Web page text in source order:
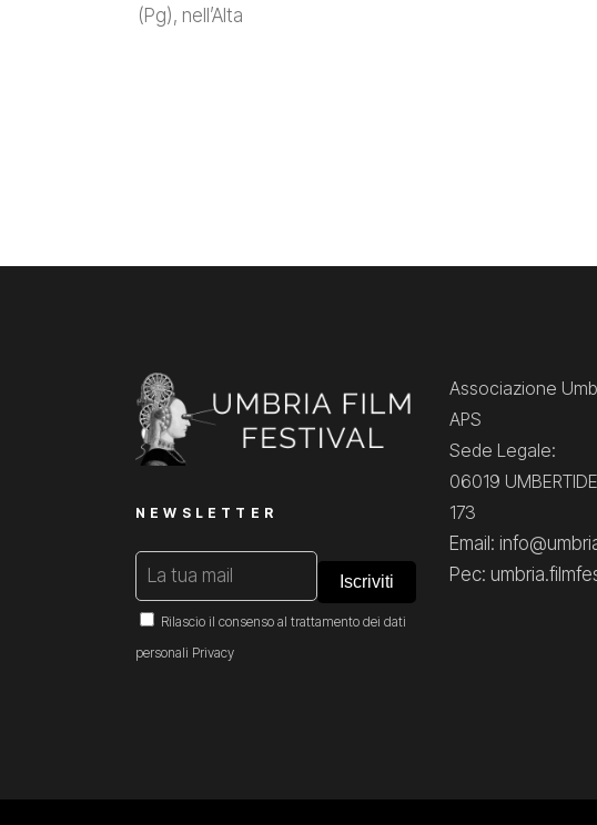
(Pg), nell’Alta
NEWSLETTER
Rilascio il consenso al trattamento dei dati
personali Privacy
Associazione
APS
Sede Legale:
06019
173
Email:
Pec: